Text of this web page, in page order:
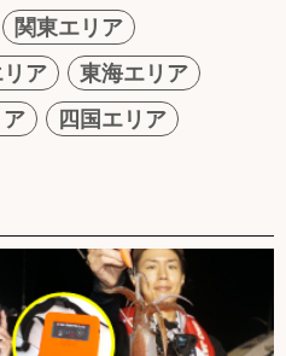
関東エリア
ア
東海エリア
四国エリア